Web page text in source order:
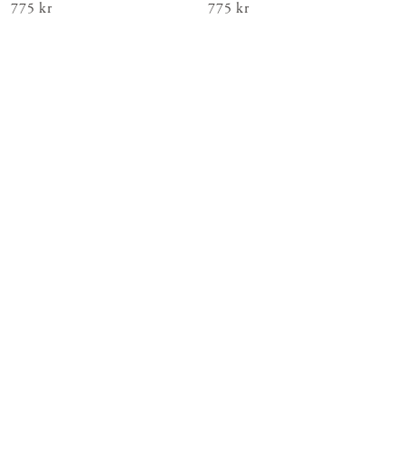
Pris :775 kr
775 kr Pris :775 kr
775 kr